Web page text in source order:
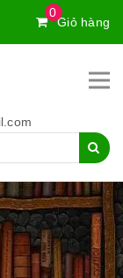
0
Giỏ hàng